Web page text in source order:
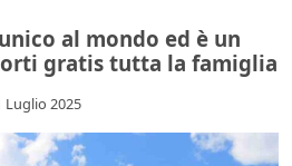
al mondo ed è un
gratis tutta la famiglia
Luglio 2025